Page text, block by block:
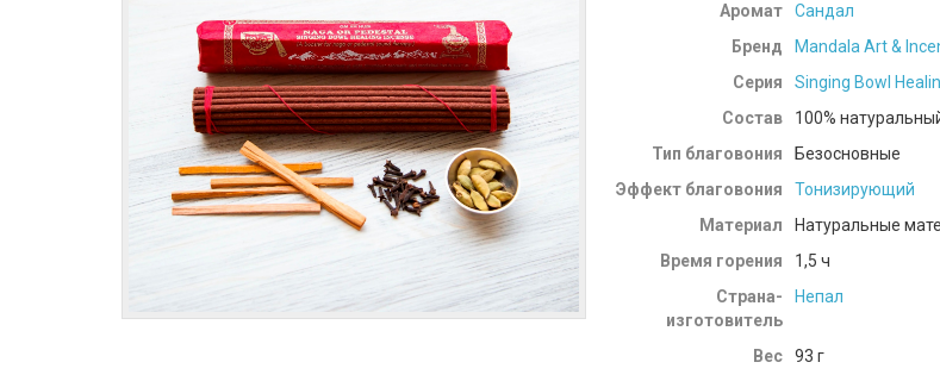
Аромат
Сандал
Бренд
Mandala Art &
Серия
Singing Bowl
Состав
100%
Тип благовония
Безосновные
Эффект благовония
Тонизирующий
Материал
Натуральные
Время горения
1,5 ч
Страна-
изготовитель
Непал
Вес 93 г